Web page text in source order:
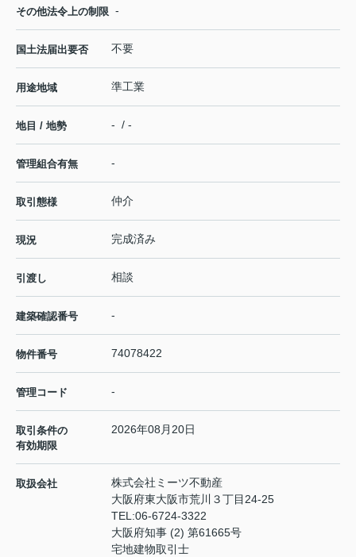
その他法令上の制限 -
国土法届出要否 不要
用途地域 準工業
地目 / 地勢 - / -
管理組合有無 -
取引態様 仲介
現況 完成済み
引渡し 相談
建築確認番号 -
物件番号 74078422
管理コード -
取引条件の
有効期限
2026年08月20日
取扱会社
株式会社ミーツ不動産
大阪府東大阪市荒川３丁目24-25
TEL:06-6724-3322
大阪府知事 (2) 第61665号
宅地建物取引士